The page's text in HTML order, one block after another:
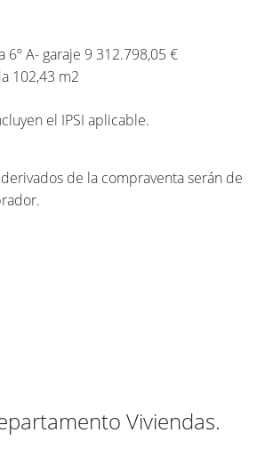
6º A- garaje 9 312.798,05 €
102,43 m2
el IPSI aplicable.
de la compraventa serán de
Viviendas.